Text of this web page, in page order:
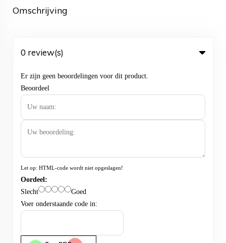
Omschrijving
0 review(s)
Er zijn geen beoordelingen voor dit product.
Beoordeel
Let op: HTML-code wordt niet opgeslagen!
Oordeel:
Slecht
Goed
Voer onderstaande code in: